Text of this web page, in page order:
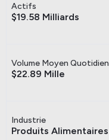
Actifs
$19.58 Milliards
Volume Moyen Quotidien
$22.89 Mille
Industrie
Produits Alimentaires